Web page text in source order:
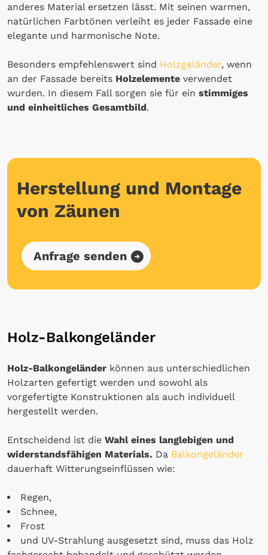
anderes Material ersetzen lässt. Mit seinen warmen,
natürlichen Farbtönen verleiht es jeder Fassade eine
elegante und harmonische Note.
Besonders empfehlenswert sind Holzgeländer, wenn
an der Fassade bereits Holzelemente verwendet
wurden. In diesem Fall sorgen sie für ein stimmiges
und einheitliches Gesamtbild.
Herstellung und Montage
von Zäunen
Anfrage senden
Holz-Balkongeländer
Holz-Balkongeländer können aus unterschiedlichen
Holzarten gefertigt werden und sowohl als
vorgefertigte Konstruktionen als auch individuell
hergestellt werden.
Entscheidend ist die Wahl eines langlebigen und
widerstandsfähigen Materials. Da Balkongeländer
dauerhaft Witterungseinflüssen wie:
Regen,
Schnee,
Frost
und UV-Strahlung ausgesetzt sind, muss das Holz